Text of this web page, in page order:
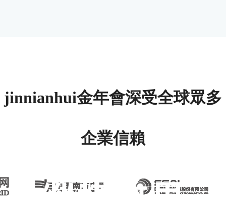
jinnianhui金年會深受全球眾多
企業信賴
縱橫無界